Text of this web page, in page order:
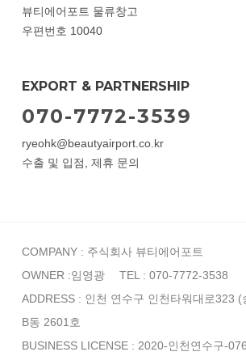
뷰티에어포트 물류창고
우편번호 10040
EXPORT & PARTNERSHIP
070-7772-3539
ryeohk@beautyairport.co.kr
수출 및 입점, 제휴 문의
COMPANY : 주식회사 뷰티에어포트
OWNER :임영광
TEL : 070-7772-3538
ADDRESS : 인천 연수구 인천타워대로323 (
B동 2601호
BUSINESS LICENSE : 2020-인천연수구-